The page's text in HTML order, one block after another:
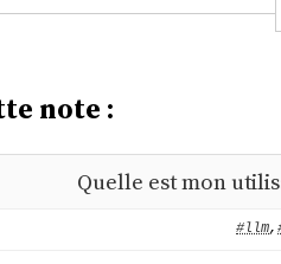
note :
Quelle est mon
#llm,